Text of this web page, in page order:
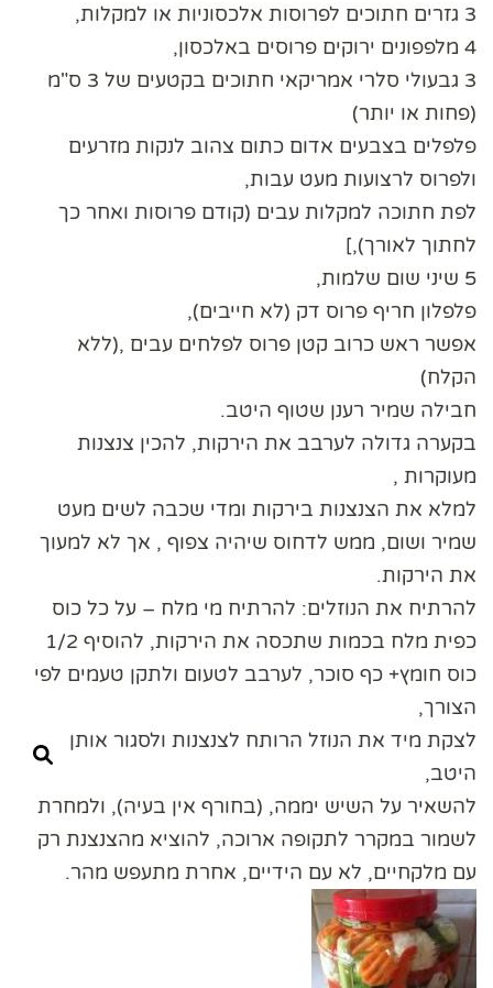
3 גזרים חתוכים לפרוסות אלכסוניות או למקלות,
4 מלפפונים ירוקים פרוסים באלכסון,
3 גבעולי סלרי אמריקאי חתוכים בקטעים של 3 ס"מ
(פחות או יותר)
פלפלים בצבעים אדום כתום צהוב לנקות מזרעים
ולפרוס לרצועות מעט עבות,
לפת חתוכה למקלות עבים (קודם פרוסות ואחר כך
לחתוך לאורך),]
5 שיני שום שלמות,
פלפלון חריף פרוס דק (לא חייבים),
אפשר ראש כרוב קטן פרוס לפלחים עבים ,(ללא
הקלח)
חבילה שמיר רענן שטוף היטב.
בקערה גדולה לערבב את הירקות, להכין צנצנות
מעוקרות ,
למלא את הצנצנות בירקות ומדי שכבה לשים מעט
שמיר ושום, ממש לדחוס שיהיה צפוף , אך לא למעוך
את הירקות.
להרתיח את הנוזלים: להרתיח מי מלח – על כל כוס
כפית מלח בכמות שתכסה את הירקות, להוסיף 1/2
כוס חומץ+ כף סוכר, לערבב לטעום ולתקן טעמים לפי
הצורך,
לצקת מיד את הנוזל הרותח לצנצנות ולסגור אותן
היטב,
להשאיר על השיש יממה, (בחורף אין בעיה), ולמחרת
לשמור במקרר לתקופה ארוכה, להוציא מהצנצנת רק
עם מלקחיים, לא עם הידיים, אחרת מתעפש מהר.